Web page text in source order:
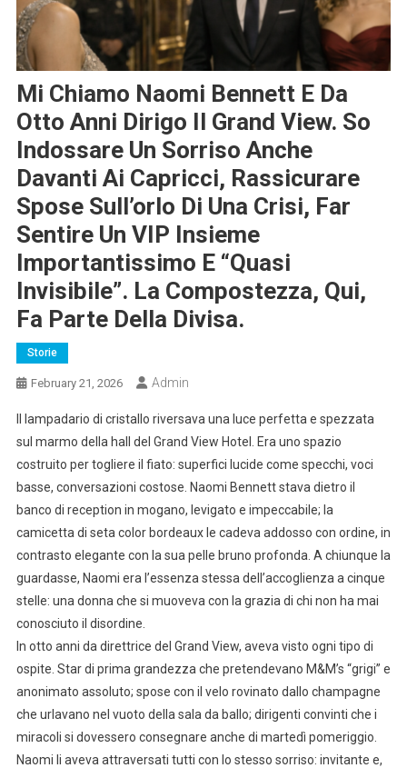
Mi Chiamo Naomi Bennett E Da
Otto Anni Dirigo Il Grand View. So
Indossare Un Sorriso Anche
Davanti Ai Capricci, Rassicurare
Spose Sull’orlo Di Una Crisi, Far
Sentire Un VIP Insieme
Importantissimo E “quasi
Invisibile”. La Compostezza, Qui,
Fa Parte Della Divisa.
Storie
February 21, 2026 Admin
Il lampadario di cristallo riversava una luce perfetta e spezzata
sul marmo della hall del Grand View Hotel. Era uno spazio
costruito per togliere il fiato: superfici lucide come specchi, voci
basse, conversazioni costose. Naomi Bennett stava dietro il
banco di reception in mogano, levigato e impeccabile; la
camicetta di seta color bordeaux le cadeva addosso con ordine, in
contrasto elegante con la sua pelle bruno profonda. A chiunque la
guardasse, Naomi era l’essenza stessa dell’accoglienza a cinque
stelle: una donna che si muoveva con la grazia di chi non ha mai
conosciuto il disordine.
In otto anni da direttrice del Grand View, aveva visto ogni tipo di
ospite. Star di prima grandezza che pretendevano M&M’s “grigi” e
anonimato assoluto; spose con il velo rovinato dallo champagne
che urlavano nel vuoto della sala da ballo; dirigenti convinti che i
miracoli si dovessero consegnare anche di martedì pomeriggio.
Naomi li aveva attraversati tutti con lo stesso sorriso: invitante e,